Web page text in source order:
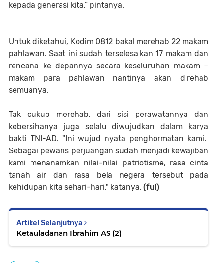
kepada generasi kita,” pintanya.
Untuk diketahui, Kodim 0812 bakal merehab 22 makam
pahlawan. Saat ini sudah terselesaikan 17 makam dan
rencana ke depannya secara keseluruhan makam –
makam para pahlawan nantinya akan direhab
semuanya.
Tak cukup merehab, dari sisi perawatannya dan
kebersihanya juga selalu diwujudkan dalam karya
bakti TNI-AD. "Ini wujud nyata penghormatan kami.
Sebagai pewaris perjuangan sudah menjadi kewajiban
kami menanamkan nilai-nilai patriotisme, rasa cinta
tanah air dan rasa bela negera tersebut pada
kehidupan kita sehari-hari," katanya. (ful)
Artikel Selanjutnya
Ketauladanan Ibrahim AS (2)